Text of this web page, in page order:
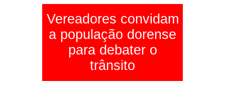
Vereadores convidam
a população dorense
para debater o
trânsito